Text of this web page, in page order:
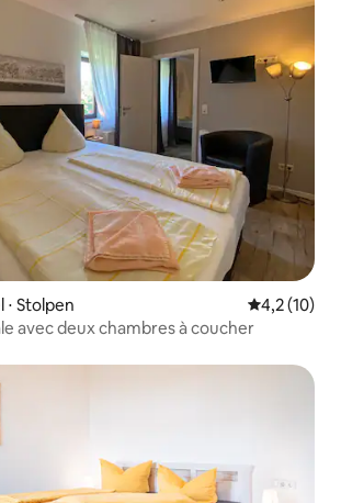
Stolpen Évaluation
4,2 (10)
avec deux chambres à coucher